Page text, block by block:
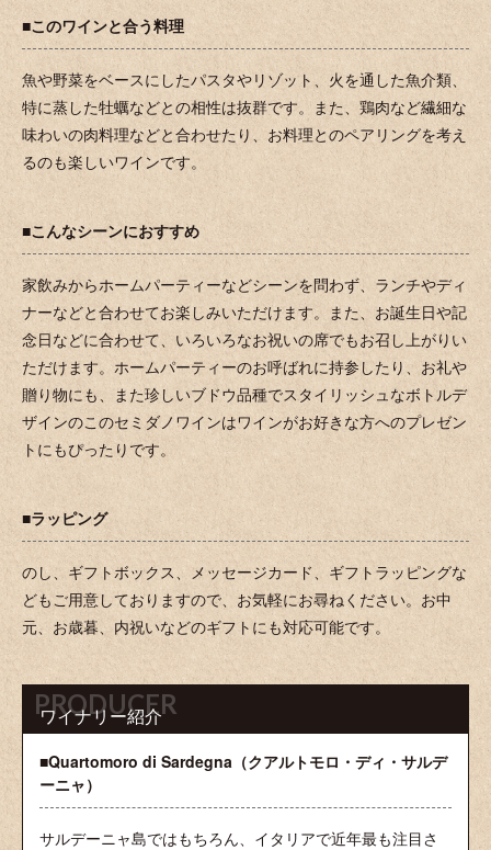
■このワインと合う料理
魚や野菜をベースにしたパスタやリゾット、火を通した魚介類、
特に蒸した牡蠣などとの相性は抜群です。また、鶏肉など繊細な
味わいの肉料理などと合わせたり、お料理とのペアリングを考え
るのも楽しいワインです。
■こんなシーンにおすすめ
家飲みからホームパーティーなどシーンを問わず、ランチやディ
ナーなどと合わせてお楽しみいただけます。また、お誕生日や記
念日などに合わせて、いろいろなお祝いの席でもお召し上がりい
ただけます。ホームパーティーのお呼ばれに持参したり、お礼や
贈り物にも、また珍しいブドウ品種でスタイリッシュなボトルデ
ザインのこのセミダノワインはワインがお好きな方へのプレゼン
トにもぴったりです。
■ラッピング
のし、ギフトボックス、メッセージカード、ギフトラッピングな
どもご用意しておりますので、お気軽にお尋ねください。お中
元、お歳暮、内祝いなどのギフトにも対応可能です。
PRODUCER
ワイナリー紹介
■Quartomoro di Sardegna（クアルトモロ・ディ・サルデ
ーニャ）
サルデーニャ島ではもちろん、イタリアで近年最も注目さ